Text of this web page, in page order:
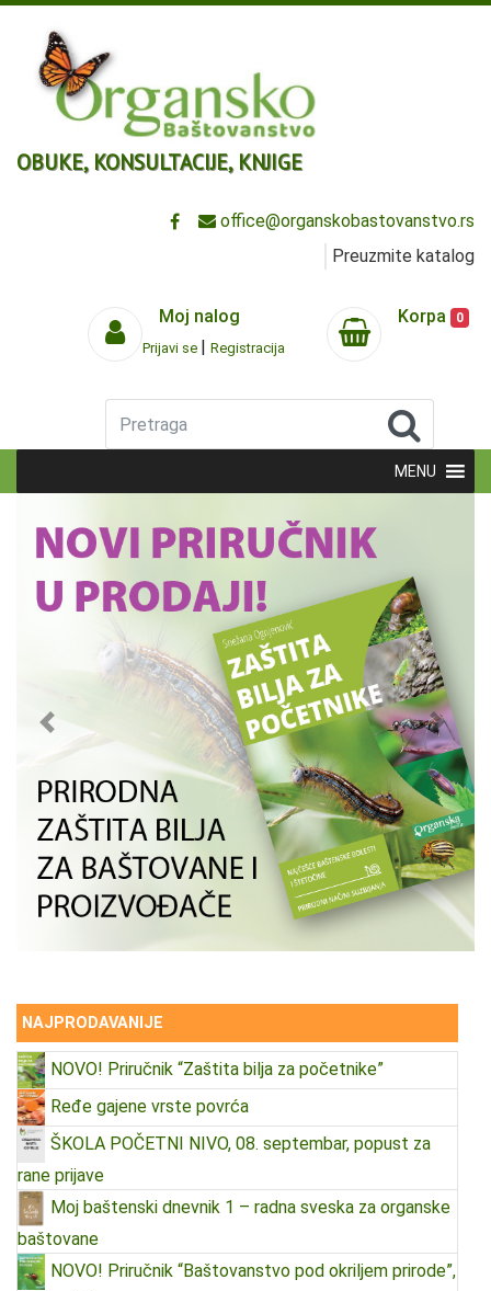
OBUKE, KONSULTACIJE, KNJIGE
office@organskobastovanstvo.rs
Preuzmite katalog
Moj nalog
Prijavi se | Registracija
Korpa 0
Pretraga
MENU
Previous Next
NAJPRODAVANIJE
NOVO! Priručnik “Zaštita bilja za početnike”
Ređe gajene vrste povrća
ŠKOLA POČETNI NIVO, 08. septembar, popust za
rane prijave
Moj baštenski dnevnik 1 – radna sveska za organske
baštovane
NOVO! Priručnik “Baštovanstvo pod okriljem prirode”,